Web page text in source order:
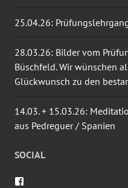
25.04.26:
28.03.26: Bilder vom
Büschfeld. Wir wünschen
Glückwunsch zu den
14.03. + 15.03.26:
aus Pedreguer / Spanien
SOCIAL